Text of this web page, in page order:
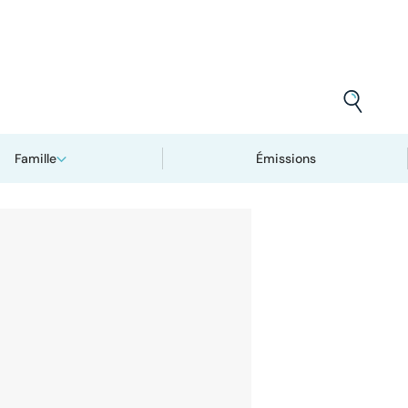
Famille Émissions